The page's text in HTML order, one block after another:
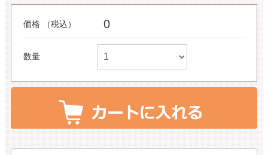
価格 （税込） 0
数量